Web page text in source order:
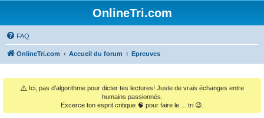
OnlineTri.com
FAQ
OnlineTri.com Accueil du forum Epreuves
⚠️ Ici, pas d'algorithme pour dicter tes lectures! Juste de vrais échanges entre
humains passionnés.
Excerce ton esprit critique 🧠 pour faire le ... tri 😉.